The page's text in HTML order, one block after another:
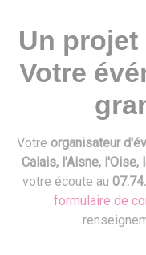
Un projet
Votre
Votre organisateur
Calais, l'Aisne, l'Oise,
votre écoute au
formulaire de